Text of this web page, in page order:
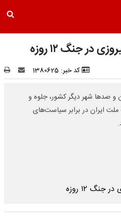
کد خبر: 1380625
در تهران و صد‌ها شهر دیگر کشور، جلوه و
ایران در برابر سیاست‌های